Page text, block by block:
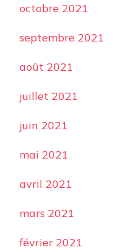
octobre 2021
septembre 2021
août 2021
juillet 2021
juin 2021
mai 2021
avril 2021
mars 2021
février 2021